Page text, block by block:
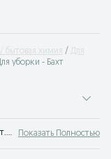
бытовая химия
Для
уборки - Бахт
Лучшие предложения категории Для уборки Бахт. Большой выбор товаров и услуг по выгодным ценам на OLX! Множество предложений на OLX.uz! Показать Полностью